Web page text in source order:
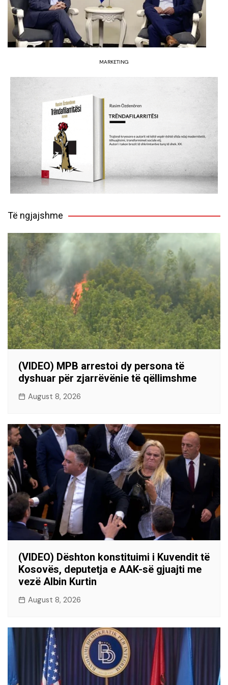
MARKETING
Të ngjajshme
(VIDEO) MPB arrestoi dy persona të
dyshuar për zjarrëvënie të qëllimshme
August 8, 2026
(VIDEO) Dështon konstituimi i Kuvendit të
Kosovës, deputetja e AAK-së gjuajti me
vezë Albin Kurtin
August 8, 2026